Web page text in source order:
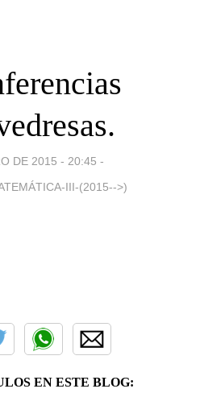
DE 2015 - 20:45 -
III-(2015-->)
EN ESTE BLOG: